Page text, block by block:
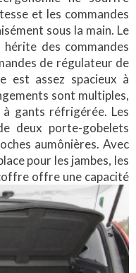
et les commandes
sous la main. Le
des commandes
de régulateur de
est assez spacieux à
sont multiples,
gants réfrigérée. Les
deux porte-gobelets
aumônières. Avec
pour les jambes, les
offre une capacité